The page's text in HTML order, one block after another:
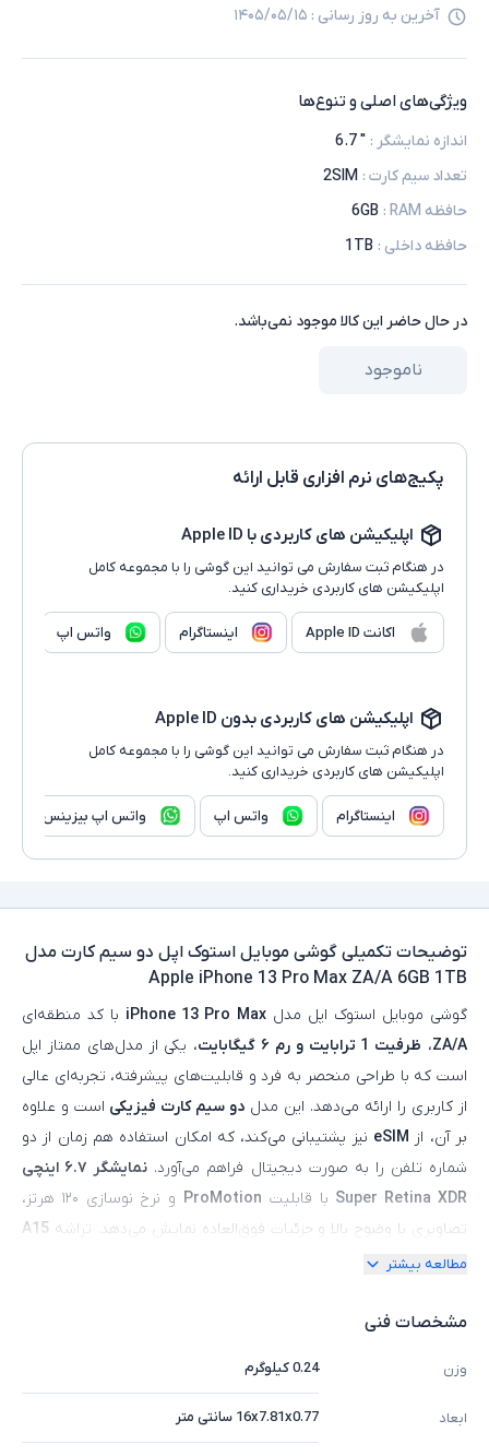
آخرین به روز رسانی : ۱۴۰۵/۰۵/۱۵
ویژگی‌های اصلی و تنوع‌ها
اندازه نمایشگر :
" 6.7
تعداد سیم کارت :
2SIM
حافظه RAM
:
6GB
حافظه داخلی :
1TB
در حال حاضر این کالا موجود نمی‌باشد.
ناموجود
پکیج‌های نرم افزاری قابل ارائه
اپلیکیشن های کاربردی با Apple ID
در هنگام ثبت سفارش می توانید این گوشی را با مجموعه کامل
اپلیکیشن های کاربردی خریداری کنید.
اکانت Apple ID اینستاگرام واتس اپ
اپلیکیشن های کاربردی بدون Apple ID
در هنگام ثبت سفارش می توانید این گوشی را با مجموعه کامل
اپلیکیشن های کاربردی خریداری کنید.
اینستاگرام واتس اپ واتس اپ بیزینس
توضیحات تکمیلی گوشی موبایل استوک اپل دو سیم کارت مدل
Apple iPhone 13 Pro Max ZA/A 6GB 1TB
گوشی موبایل استوک اپل مدلiPhone 13 Pro Max با کد منطقه‌ای
ZA/A، ظرفیت 1 ترابایت و رم ۶ گیگابایت
، یکی از مدل‌های ممتاز اپل
است که با طراحی منحصر به فرد و قابلیت‌های پیشرفته، تجربه‌ای عالی
از کاربری را ارائه می‌دهد. این مدل دو سیم‌ کارت فیزیکی است و علاوه
بر آن، از eSIM نیز پشتیبانی می‌کند، که امکان استفاده هم‌ زمان از دو
شماره تلفن را به‌ صورت دیجیتال فراهم می‌آورد.
نمایشگر ۶.۷ اینچی
Super Retina XDR با قابلیت ProMotion
و نرخ نوسازی ۱۲۰ هرتز،
تصاویری با وضوح بالا و جزئیات فوق‌العاده نمایش می‌دهد. تراشه A15
Bionic
می‌کند.دوربین سه‌ گانه ۱۲ مگاپیکسلی
حرفه‌ای با کیفیت بالا ثبت کنند. این مدل با پشتیبانی از شبکه‌های
جهانی، برای استفاده در ایران و دیگر نقاط جهان بدون محدودیت است و
به راحتی در دسترس کاربران قرار می‌گیرد.
مطالعه بیشتر
مشخصات فنی
وزن 0.24 کیلوگرم
ابعاد 16x7.81x0.77 سانتی متر